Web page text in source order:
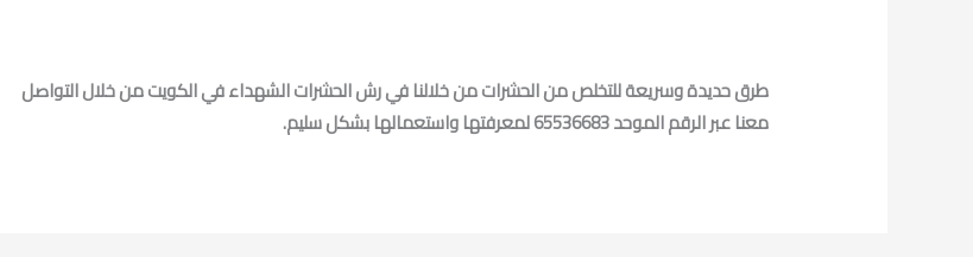
طرق حديدة وسريعة للتخلص من الحشرات من خلالنا في رش الحشرات الشهداء في الكويت من خلال التواصل
معنا عبر الرقم الموحد 65536683 لمعرفتها واستعمالها بشكل سليم
.